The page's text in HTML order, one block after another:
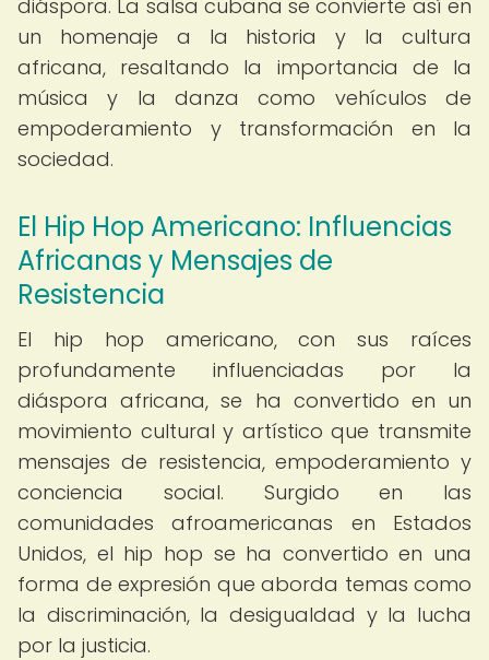
diáspora. La salsa cubana se convierte así en
un homenaje a la historia y la cultura
africana, resaltando la importancia de la
música y la danza como vehículos de
empoderamiento y transformación en la
sociedad.
El Hip Hop Americano: Influencias
Africanas y Mensajes de
Resistencia
El hip hop americano, con sus raíces
profundamente influenciadas por la
diáspora africana, se ha convertido en un
movimiento cultural y artístico que transmite
mensajes de resistencia, empoderamiento y
conciencia social. Surgido en las
comunidades afroamericanas en Estados
Unidos, el hip hop se ha convertido en una
forma de expresión que aborda temas como
la discriminación, la desigualdad y la lucha
por la justicia.